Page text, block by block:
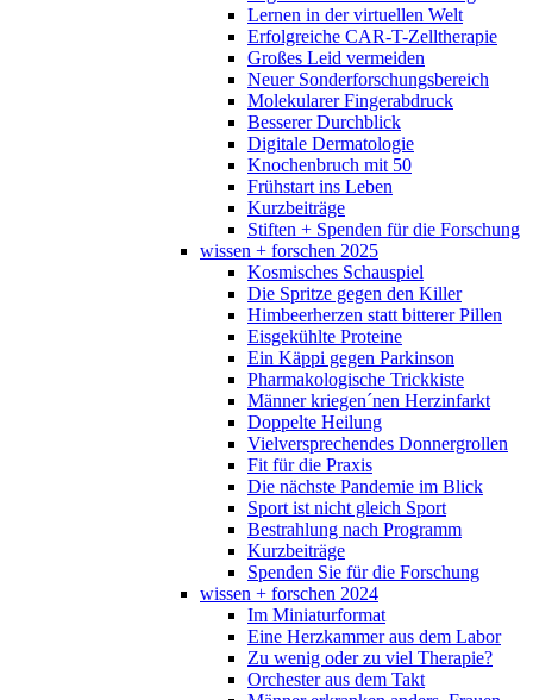
Lernen in der virtuellen Welt
Erfolgreiche CAR-T-Zelltherapie
Großes Leid vermeiden
Neuer Sonderforschungsbereich
Molekularer Fingerabdruck
Besserer Durchblick
Digitale Dermatologie
Knochenbruch mit 50
Frühstart ins Leben
Kurzbeiträge
Stiften + Spenden für die Forschung
wissen + forschen 2025
Kosmisches Schauspiel
Die Spritze gegen den Killer
Himbeerherzen statt bitterer Pillen
Eisgekühlte Proteine
Ein Käppi gegen Parkinson
Pharmakologische Trickkiste
Männer kriegen´nen Herzinfarkt
Doppelte Heilung
Vielversprechendes Donnergrollen
Fit für die Praxis
Die nächste Pandemie im Blick
Sport ist nicht gleich Sport
Bestrahlung nach Programm
Kurzbeiträge
Spenden Sie für die Forschung
wissen + forschen 2024
Im Miniaturformat
Eine Herzkammer aus dem Labor
Zu wenig oder zu viel Therapie?
Orchester aus dem Takt